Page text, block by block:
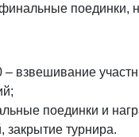
поединки,
– взвешивание
поединки и
закрытие турнира.